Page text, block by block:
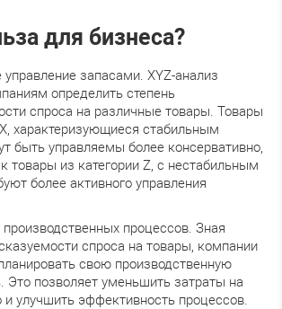
для бизнеса?
запасами. XYZ-анализ
определить степень
спроса на различные товары. Товары
характеризующиеся стабильным
быть управляемы более консервативно,
товары из категории Z, с нестабильным
более активного управления
процессов. Зная
спроса на товары, компании
свою производственную
Это позволяет уменьшить затраты на
и улучшить эффективность процессов.